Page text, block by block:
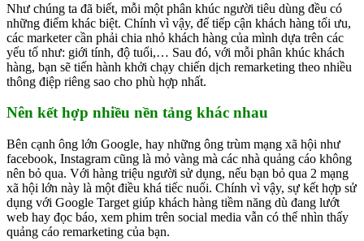
Như chúng ta đã biết, mỗi một phân khúc người tiêu dùng đều có
những điểm khác biệt. Chính vì vậy, để tiếp cận khách hàng tối ưu,
các marketer cần phải chia nhỏ khách hàng của mình dựa trên các
yếu tố như: giới tính, độ tuổi,… Sau đó, với mỗi phân khúc khách
hàng, bạn sẽ tiến hành khởi chạy chiến dịch remarketing theo nhiều
thông điệp riêng sao cho phù hợp nhất.
Nên kết hợp nhiều nền tảng khác nhau
Bên cạnh ông lớn Google, hay những ông trùm mạng xã hội như
facebook, Instagram cũng là mỏ vàng mà các nhà quảng cáo không
nên bỏ qua. Với hàng triệu người sử dụng, nếu bạn bỏ qua 2 mạng
xã hội lớn này là một điều khá tiếc nuối. Chính vì vậy, sự kết hợp sử
dụng với Google Target giúp khách hàng tiềm năng dù đang lướt
web hay đọc báo, xem phim trên social media vẫn có thể nhìn thấy
quảng cáo remarketing của bạn.